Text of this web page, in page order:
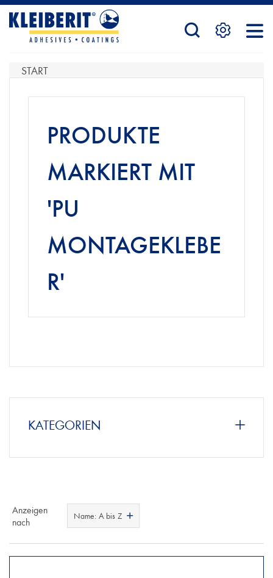
STARTSEITE
PRODUKTE
START
PRODUKTE
MARKIERT MIT
'PU
MONTAGEKLEBE
R'
KATEGORIEN
Anzeigen
nach
Name: A bis Z